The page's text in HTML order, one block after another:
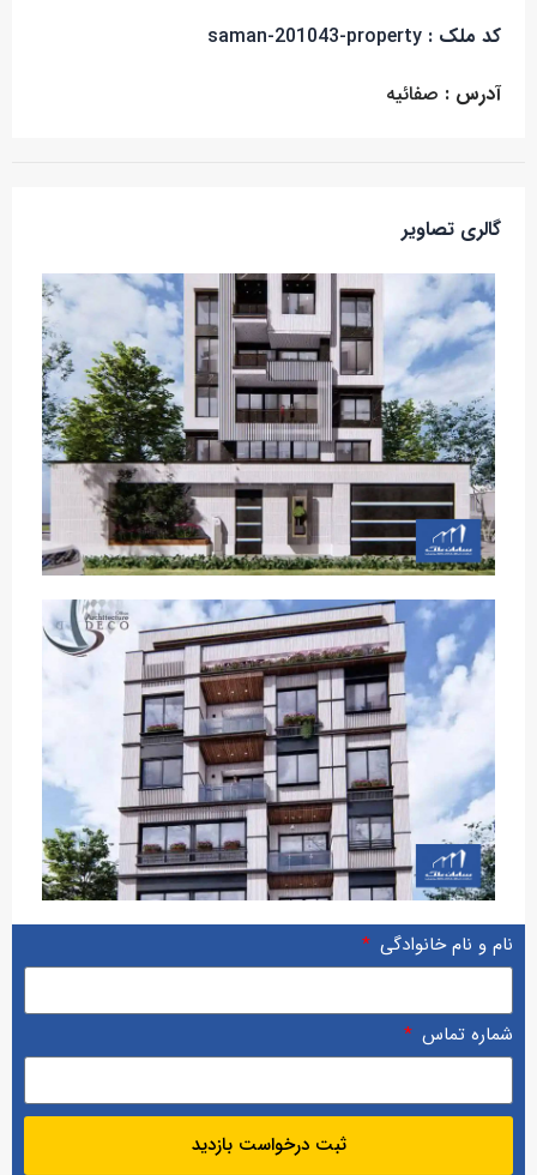
کد ملک : saman-201043-property
آدرس : صفائیه
گالری تصاویر
نام و نام خانوادگی
شماره تماس
ثبت درخواست بازدید